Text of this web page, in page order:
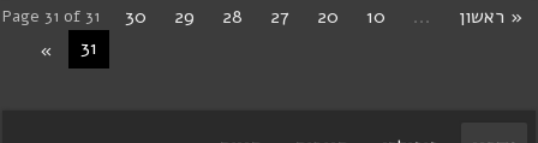
Page 31 of 31 « ראשון ...
10
20
27
28
29
30
31
»